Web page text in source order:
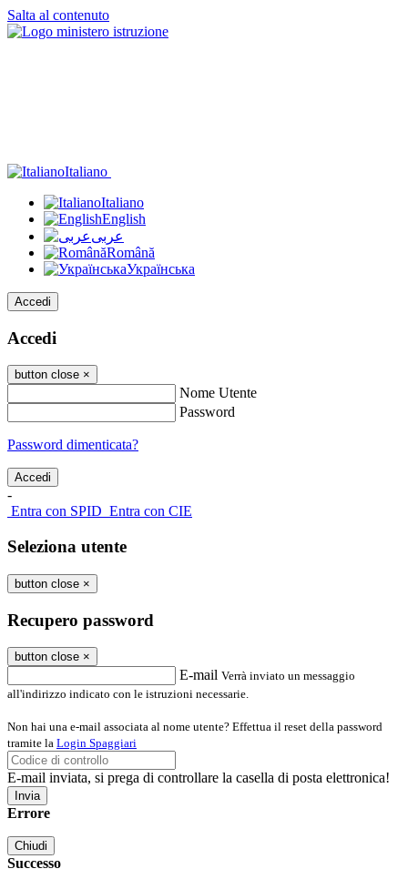
Salta al contenuto
Italiano
Italiano
English
عربى
Română
Українська
Accedi
Accedi
button close ×
Nome Utente
Password
Password dimenticata?
-
Entra con SPID Entra con CIE
Seleziona utente
button close ×
Recupero password
button close ×
E-mail Verrà inviato un messaggio
all'indirizzo indicato con le istruzioni necessarie.
Non hai una e-mail associata al nome utente? Effettua il reset della password
tramite la Login Spaggiari
E-mail inviata, si prega di controllare la casella di posta elettronica!
Errore
Chiudi
Successo